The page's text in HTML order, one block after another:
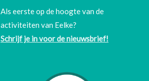
Als eerste op de hoogte van de
activiteiten van Eelke?
Schrijf je in voor de nieuwsbrief!